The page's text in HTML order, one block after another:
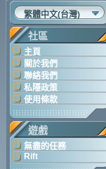
繁體中文(台灣)
社區
主頁
關於我們
聯絡我們
私隱政策
使用條款
遊戲
無盡的任務
Rift